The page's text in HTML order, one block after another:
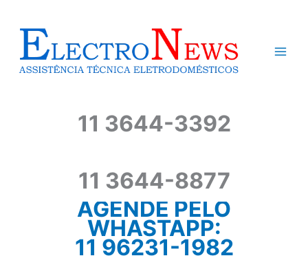
conteúdo
11 3644-3392
11 3644-8877
AGENDE PELO
WHASTAPP:
11 96231-1982